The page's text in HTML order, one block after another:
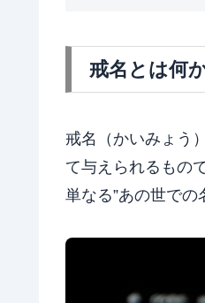
戒名とは何
戒名（かいみょう
て与えられるもの
単なる”あの世での